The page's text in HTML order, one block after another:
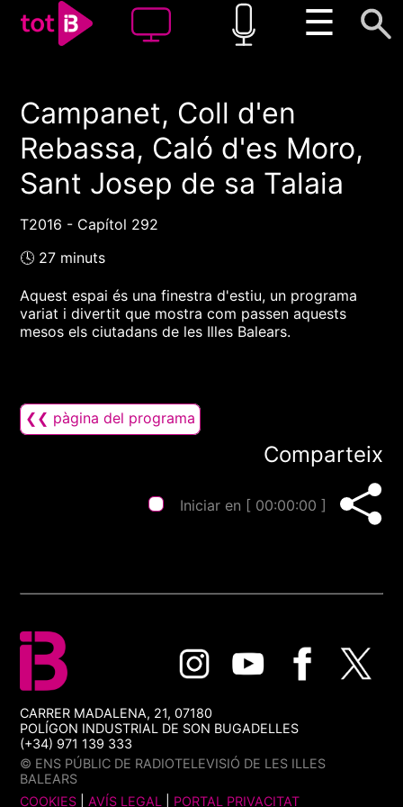
☰
00:00 00:00
1x
Campanet, Coll d'en
Rebassa, Caló d'es Moro,
Sant Josep de sa Talaia
T2016 - Capítol 292
🕓 27 minuts
Aquest espai és una finestra d'estiu, un programa
variat i divertit que mostra com passen aquests
mesos els ciutadans de les Illes Balears.
❮❮ pàgina del programa
Comparteix
Iniciar en [ 00:00:00 ]
CARRER MADALENA, 21, 07180
POLÍGON INDUSTRIAL DE SON BUGADELLES
(+34) 971 139 333
© ENS PÚBLIC DE RADIOTELEVISIÓ DE LES ILLES
BALEARS
COOKIES |AVÍS LEGAL PORTAL PRIVACITAT